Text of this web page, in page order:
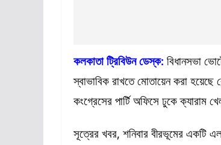
কলকাতা ট্রিবিউন ডেস্ক: বিধানসভা
স্বাভাবিক রাখতে মোতায়েন করা হয়েছে
কংগ্রেসের পার্টি অফিসে ঢুকে ক্যারাম
সূত্রের খবর, শনিবার বীরভূমের একটি